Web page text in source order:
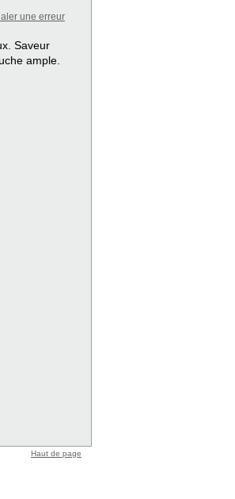
une erreur
Saveur
ample.
Haut de page